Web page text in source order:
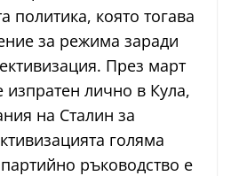
политика, която тогава
за режима заради
През март
изпратен лично в Кула,
на Сталин за
голяма
ръководство е